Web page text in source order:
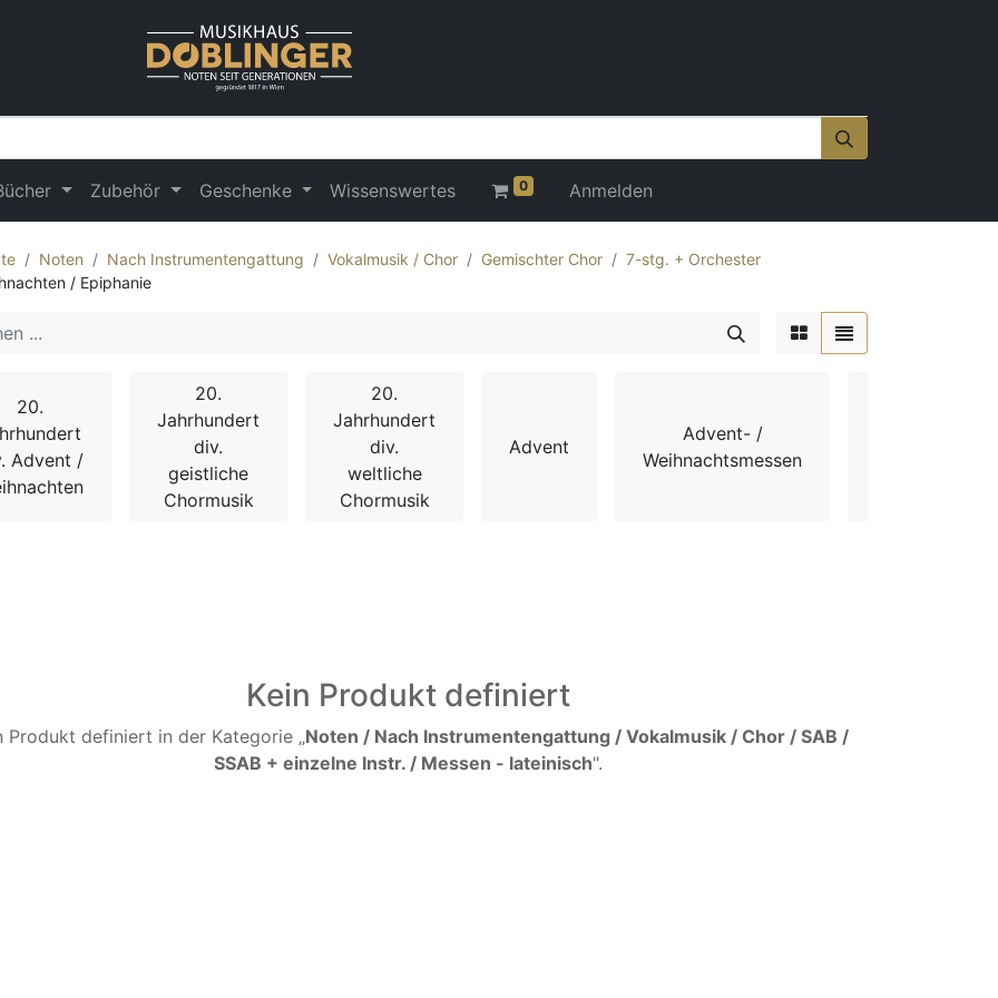
Zubehör Geschenke Wissenswertes 0 Anmelden
Noten Nach Instrumentengattung Vokalmusik / Chor Gemischter Chor
7-stg. + Orchester
/ Epiphanie
20.
Advent /
20.
Jahrhundert
div.
geistliche
Chormusik
20.
Jahrhundert
div.
weltliche
Chormusik
Advent
Advent- /
Weihnachtsmessen
Kein Produkt definiert
Produkt definiert in der Kategorie „Noten / Nach Instrumentengattung / Vokalmusik / Chor / SAB /
SSAB + einzelne Instr. / Messen - lateinisch".